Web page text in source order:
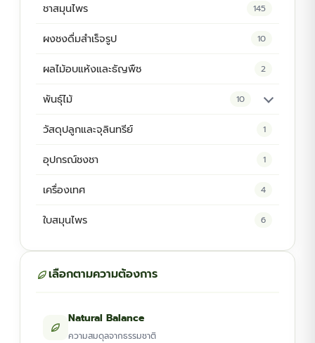
ชาสมุนไพร 145
ผงชงดื่มสำเร็จรูป 10
ผลไม้อบแห้งและธัญพืช 2
พันธุ์ไม้ 10
ต้นพันธุ์สมุนไพร 5
วัสดุปลูกและจุลินทรีย์ 1
อุปกรณ์ชงชา 1
เครื่องเทศ 4
ใบสมุนไพร 6
เลือกตามความต้องการ
Natural Balance
ความสมดุลจากธรรมชาติ